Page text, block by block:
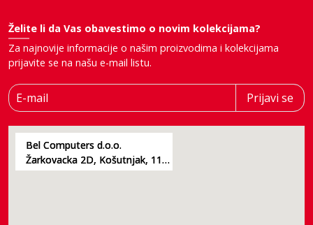
Želite li da Vas obavestimo o novim kolekcijama?
Za najnovije informacije o našim proizvodima i kolekcijama
prijavite se na našu e-mail listu.
E-mail Prijavi se
Bel Computers d.o.o.
Žarkovacka 2D, Košutnjak, 11000, Beograd